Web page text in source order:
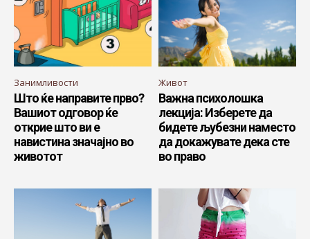
Занимливости
Што ќе направите прво?
Вашиот одговор ќе
открие што ви е
навистина значајно во
животот
Живот
Важна психолошка
лекција: Изберете да
бидете љубезни наместо
да докажувате дека сте
во право